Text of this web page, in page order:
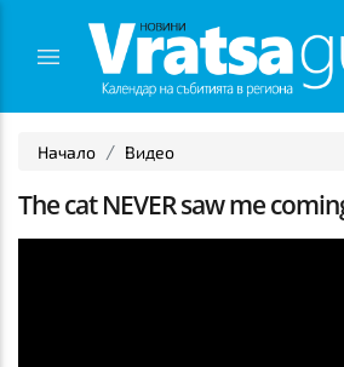
Начало Видео
The cat NEVER saw me